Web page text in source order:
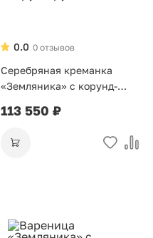
0 отзывов
0.0
Серебряная креманка
«Земляника» с корунд-
113 550 ₽